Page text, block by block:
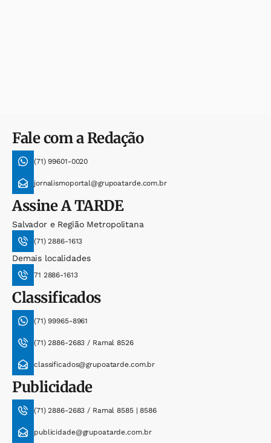
Fale com a Redação
(71) 99601-0020
jornalismoportal@grupoatarde.com.br
AssineA TARDE
Salvador e Região Metropolitana
(71) 2886-1613
Demais localidades
71 2886-1613
Classificados
(71) 99965-8961
(71) 2886-2683 / Ramal 8526
classificados@grupoatarde.com.br
Publicidade
(71) 2886-2683 / Ramal 8585 | 8586
publicidade@grupoatarde.com.br